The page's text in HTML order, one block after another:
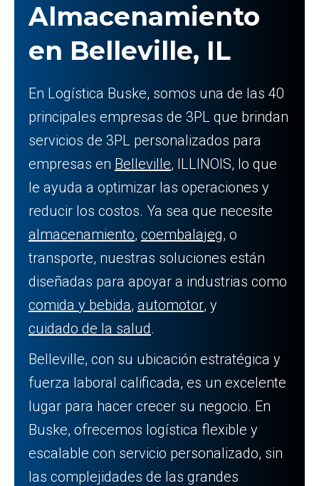
Almacenamiento
en Belleville, IL
En Logística Buske, somos una de las 40
principales empresas de 3PL que brindan
servicios de 3PL personalizados para
empresas en Belleville, ILLINOIS, lo que
le ayuda a optimizar las operaciones y
reducir los costos. Ya sea que necesite
almacenamiento, coembalajeg, o
transporte, nuestras soluciones están
diseñadas para apoyar a industrias como
comida y bebida, automotor, y
cuidado de la salud.
Belleville, con su ubicación estratégica y
fuerza laboral calificada, es un excelente
lugar para hacer crecer su negocio. En
Buske, ofrecemos logística flexible y
escalable con servicio personalizado, sin
las complejidades de las grandes